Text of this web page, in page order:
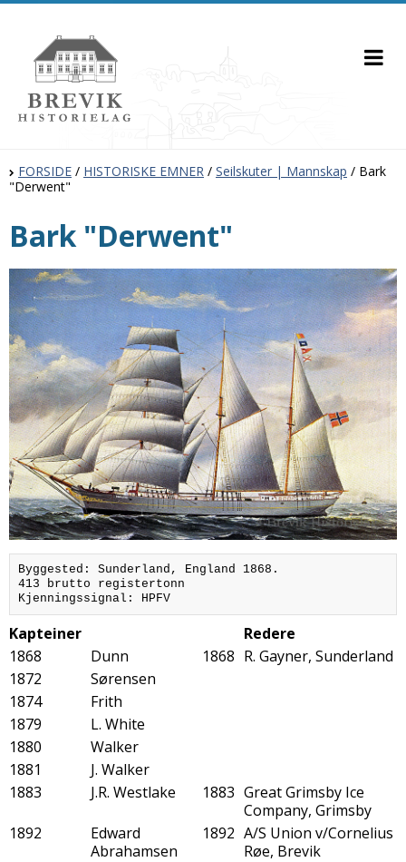
FORSIDE / HISTORISKE EMNER / Seilskuter | Mannskap / Bark
"Derwent"
Bark "Derwent"
Byggested: Sunderland, England 1868.
413 brutto registertonn
Kjenningssignal: HPFV
Kapteiner
Redere
1868
Dunn 1868 R. Gayner, Sunderland
1872
Sørensen
1874
Frith
1879
L. White
1880
Walker
1881
J. Walker
1883
J.R. Westlake 1883 Great Grimsby Ice
Company, Grimsby
1892
Edward
Abrahamsen
1892 A/S Union v/Cornelius
Røe, Brevik